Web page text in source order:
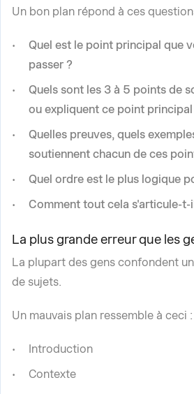
Un bon plan répond à ces
Quel est le point principal que
passer ?
Quels sont les 3 à 5 points de
ou expliquent ce point principal
Quelles preuves, quels
soutiennent chacun de ces
Quel ordre est le plus logique
Comment tout cela s'articule-t-
La plus grande erreur que les
La plupart des gens confondent
de sujets.
Un mauvais plan ressemble à ceci :
Introduction
Contexte